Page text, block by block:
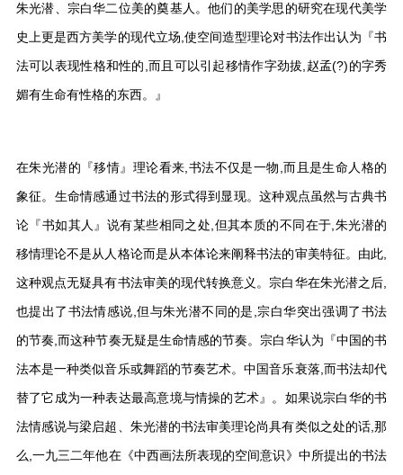
朱光潜、宗白华二位美的奠基人。他们的美学思的研究在现代美学
史上更是西方美学的现代立场,使空间造型理论对书法作出认为『书
法可以表现性格和性的,而且可以引起移情作字劲拔,赵孟(?)的字秀
媚有生命有性格的东西。』
在朱光潜的『移情』理论看来,书法不仅是一物,而且是生命人格的
象征。生命情感通过书法的形式得到显现。这种观点虽然与古典书
论『书如其人』说有某些相同之处,但其本质的不同在于,朱光潜的
移情理论不是从人格论而是从本体论来阐释书法的审美特征。由此,
这种观点无疑具有书法审美的现代转换意义。宗白华在朱光潜之后,
也提出了书法情感说,但与朱光潜不同的是,宗白华突出强调了书法
的节奏,而这种节奏无疑是生命情感的节奏。宗白华认为『中国的书
法本是一种类似音乐或舞蹈的节奏艺术。中国音乐衰落,而书法却代
替了它成为一种表达最高意境与情操的艺术』。如果说宗白华的书
法情感说与梁启超、朱光潜的书法审美理论尚具有类似之处的话,那
么,一九三二年他在《中西画法所表现的空间意识》中所提出的书法